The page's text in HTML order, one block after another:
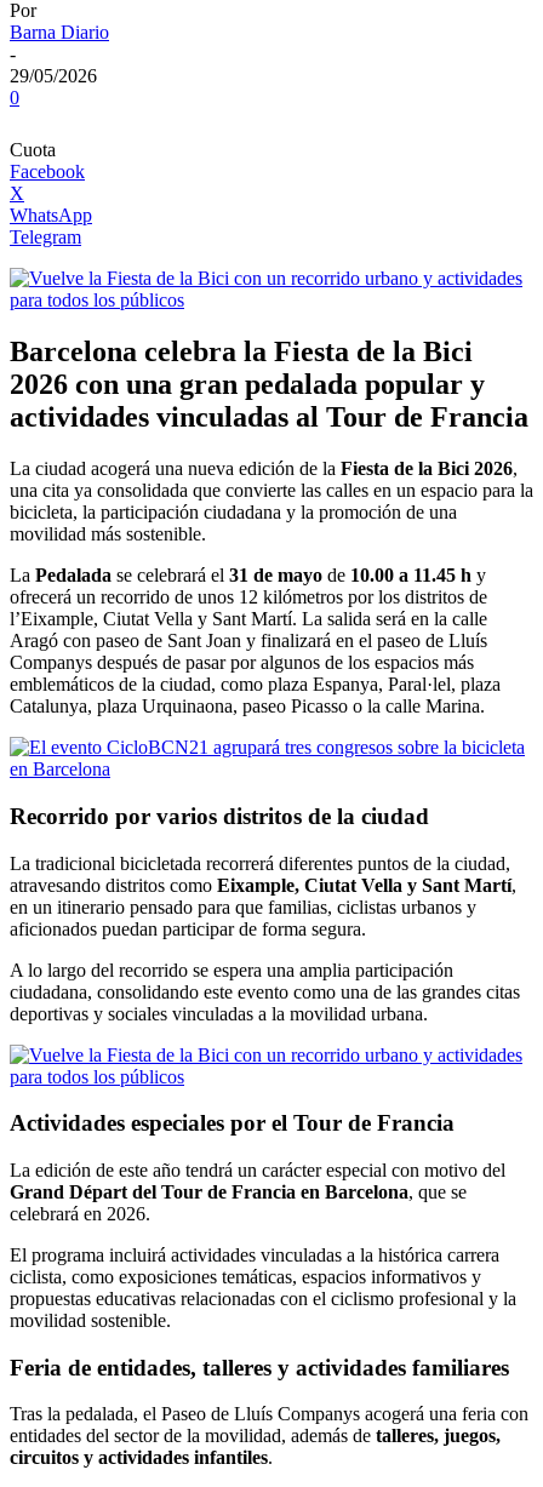
Por
Barna Diario
-
29/05/2026
0
Cuota
Facebook
X
WhatsApp
Telegram
Barcelona celebra la Fiesta de la Bici
2026 con una gran pedalada popular y
actividades vinculadas al Tour de Francia
La ciudad acogerá una nueva edición de la Fiesta de la Bici 2026,
una cita ya consolidada que convierte las calles en un espacio para la
bicicleta, la participación ciudadana y la promoción de una
movilidad más sostenible.
La Pedalada se celebrará el 31 de mayo de 10.00 a 11.45 h y
ofrecerá un recorrido de unos 12 kilómetros por los distritos de
l’Eixample, Ciutat Vella y Sant Martí. La salida será en la calle
Aragó con paseo de Sant Joan y finalizará en el paseo de Lluís
Companys después de pasar por algunos de los espacios más
emblemáticos de la ciudad, como plaza Espanya, Paral·lel, plaza
Catalunya, plaza Urquinaona, paseo Picasso o la calle Marina.
Recorrido por varios distritos de la ciudad
La tradicional bicicletada recorrerá diferentes puntos de la ciudad,
atravesando distritos como Eixample, Ciutat Vella y Sant Martí,
en un itinerario pensado para que familias, ciclistas urbanos y
aficionados puedan participar de forma segura.
A lo largo del recorrido se espera una amplia participación
ciudadana, consolidando este evento como una de las grandes citas
deportivas y sociales vinculadas a la movilidad urbana.
Actividades especiales por el Tour de Francia
La edición de este año tendrá un carácter especial con motivo del
Grand Départ del Tour de Francia en Barcelona, que se
celebrará en 2026.
El programa incluirá actividades vinculadas a la histórica carrera
ciclista, como exposiciones temáticas, espacios informativos y
propuestas educativas relacionadas con el ciclismo profesional y la
movilidad sostenible.
Feria de entidades, talleres y actividades familiares
Tras la pedalada, el Paseo de Lluís Companys acogerá una feria con
entidades del sector de la movilidad, además de talleres, juegos,
circuitos y actividades infantiles.